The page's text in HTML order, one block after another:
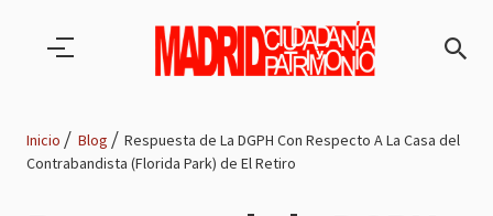
Inicio Blog
Respuesta de La DGPH Con Respecto A La Casa del
Contrabandista (Florida Park) de El Retiro